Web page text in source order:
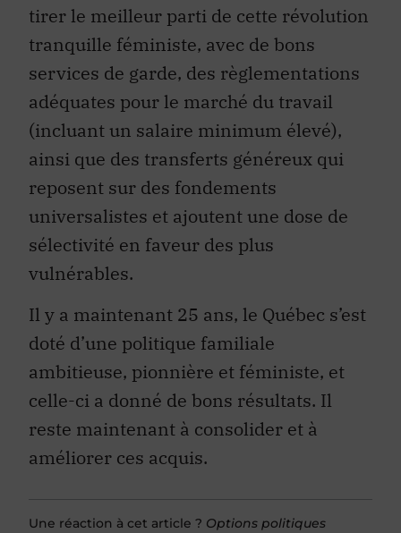
tirer le meilleur parti de cette révolution
tranquille féministe, avec de bons
services de garde, des règlementations
adéquates pour le marché du travail
(incluant un salaire minimum élevé),
ainsi que des transferts généreux qui
reposent sur des fondements
universalistes et ajoutent une dose de
sélectivité en faveur des plus
vulnérables.
Il y a maintenant 25 ans, le Québec s’est
doté d’une politique familiale
ambitieuse, pionnière et féministe, et
celle-ci a donné de bons résultats. Il
reste maintenant à consolider et à
améliorer ces acquis.
Une réaction à cet article ? Options politiques